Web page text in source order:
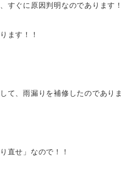
すぐに原因判明なのであります
ます！！
て、雨漏りを補修したのであり
直せ」なので！！